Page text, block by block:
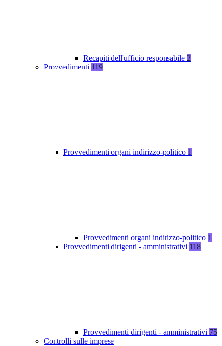
Recapiti dell'ufficio responsabile 2
Provvedimenti 119
Provvedimenti organi indirizzo-politico 1
Provvedimenti organi indirizzo-politico 1
Provvedimenti dirigenti - amministrativi 118
Provvedimenti dirigenti - amministrativi 75
Controlli sulle imprese